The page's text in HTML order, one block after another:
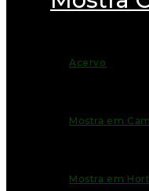
Acervo
Mostra em
Mostra em